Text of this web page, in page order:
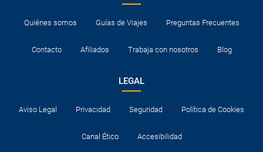
Quiénes somos Guías de Viajes Preguntas Frecuentes
Contacto Afiliados Trabaja con nosotros Blog
LEGAL
Aviso Legal Privacidad Seguridad Política de Cookies
Canal Ético Accesibilidad